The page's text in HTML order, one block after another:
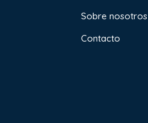
Sobre nosotros
Contacto